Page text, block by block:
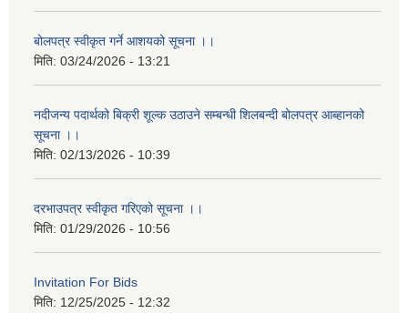
बोलपत्र स्वीकृत गर्ने आशयको सूचना ।।
मिति: 03/24/2026 - 13:21
नदीजन्य पदार्थको बिक्री शूल्क उठाउने सम्बन्धी शिलबन्दी बोलपत्र आब्हानको
सूचना ।।
मिति: 02/13/2026 - 10:39
दरभाउपत्र स्वीकृत गरिएको सूचना ।।
मिति: 01/29/2026 - 10:56
Invitation For Bids
मिति: 12/25/2025 - 12:32